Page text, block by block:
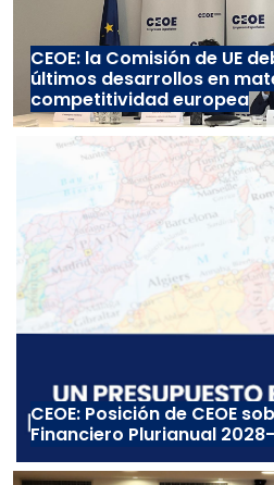
CEOE: la Comisión de UE
últimos desarrollos en
competitividad europea
CEOE: Posición de CEOE
Financiero Plurianual